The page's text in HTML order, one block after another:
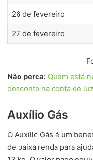
26 de fevereiro
27 de fevereiro
Não perca: Quem está
desconto na conta de
Auxílio Gás
O Auxílio Gás é um
de baixa renda para